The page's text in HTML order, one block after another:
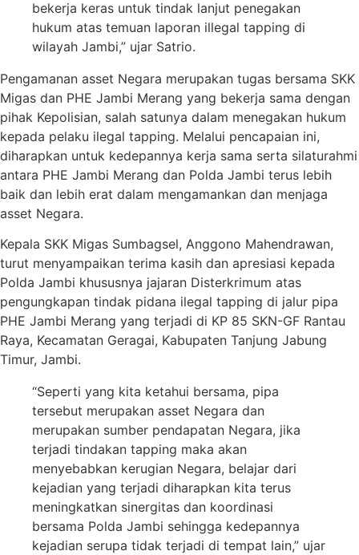
bekerja keras untuk tindak lanjut penegakan
hukum atas temuan laporan illegal tapping di
wilayah Jambi,” ujar Satrio.
Pengamanan asset Negara merupakan tugas bersama SKK
Migas dan PHE Jambi Merang yang bekerja sama dengan
pihak Kepolisian, salah satunya dalam menegakan hukum
kepada pelaku ilegal tapping. Melalui pencapaian ini,
diharapkan untuk kedepannya kerja sama serta silaturahmi
antara PHE Jambi Merang dan Polda Jambi terus lebih
baik dan lebih erat dalam mengamankan dan menjaga
asset Negara.
Kepala SKK Migas Sumbagsel, Anggono Mahendrawan,
turut menyampaikan terima kasih dan apresiasi kepada
Polda Jambi khususnya jajaran Disterkrimum atas
pengungkapan tindak pidana ilegal tapping di jalur pipa
PHE Jambi Merang yang terjadi di KP 85 SKN-GF Rantau
Raya, Kecamatan Geragai, Kabupaten Tanjung Jabung
Timur, Jambi.
“Seperti yang kita ketahui bersama, pipa
tersebut merupakan asset Negara dan
merupakan sumber pendapatan Negara, jika
terjadi tindakan tapping maka akan
menyebabkan kerugian Negara, belajar dari
kejadian yang terjadi diharapkan kita terus
meningkatkan sinergitas dan koordinasi
bersama Polda Jambi sehingga kedepannya
kejadian serupa tidak terjadi di tempat lain,” ujar